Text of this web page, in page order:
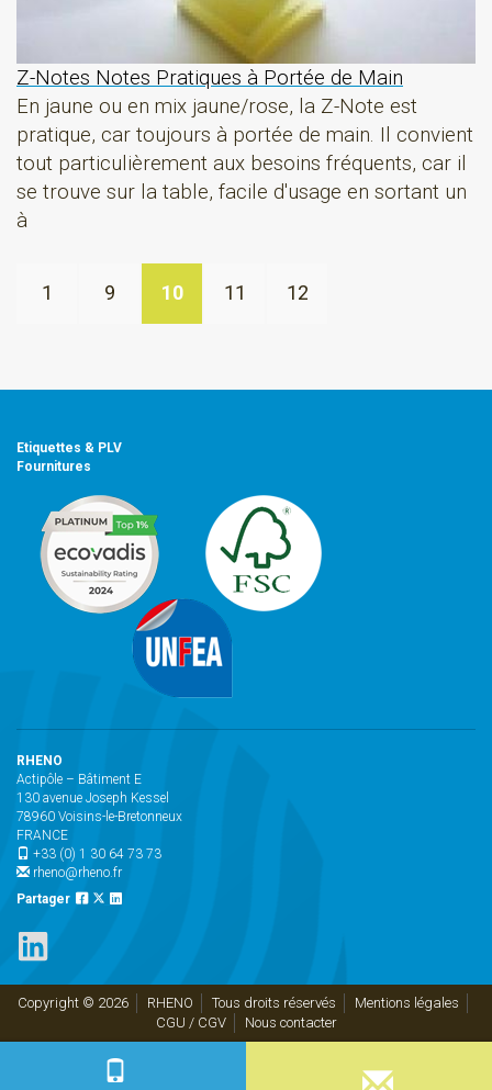
Z-Notes Notes Pratiques à Portée de Main
En jaune ou en mix jaune/rose, la Z-Note est
pratique, car toujours à portée de main. Il convient
tout particulièrement aux besoins fréquents, car il
se trouve sur la table, facile d'usage en sortant un
à
1 9 10 11 12
Etiquettes & PLV
Fournitures
RHENO
Actipôle – Bâtiment E
130 avenue Joseph Kessel
78960 Voisins-le-Bretonneux
FRANCE
+33 (0) 1 30 64 73 73
rheno@rheno.fr
Partager
Copyright © 2026 RHENO Tous droits réservés
Mentions légales
CGU / CGV
Nous contacter